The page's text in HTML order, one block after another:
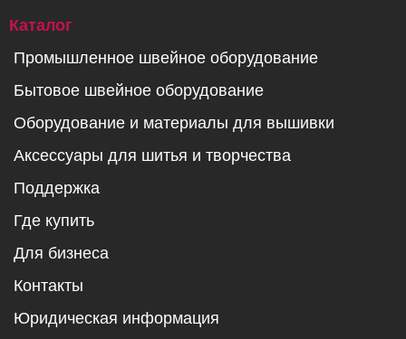
Каталог
Промышленное швейное оборудование
Бытовое швейное оборудование
Оборудование и материалы для вышивки
Аксессуары для шитья и творчества
Поддержка
Где купить
Для бизнеса
Контакты
Юридическая информация